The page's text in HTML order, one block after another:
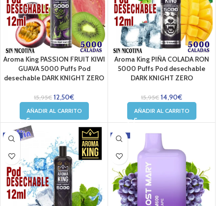
Aroma King PASSION FRUIT KIWI
GUAVA 5000 Puffs Pod
desechable DARK KNIGHT ZERO
15,95€ 12,50€
AÑADIR AL CARRITO
Aroma King PIÑA COLADA RON
5000 Puffs Pod desechable
DARK KNIGHT ZERO
15,95€ 14,90€
AÑADIR AL CARRITO
-7% -24%